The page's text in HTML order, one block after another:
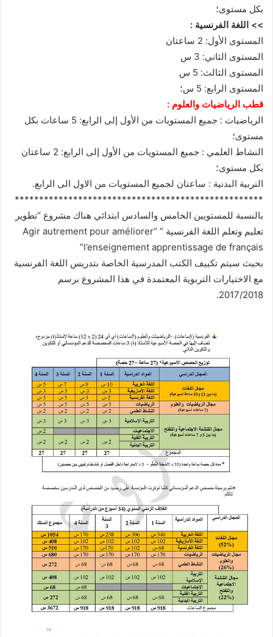
بكل مستوى؛
>> اللغة الفرنسية :
المستوى الأول: 2 ساعتان
المستوى الثاني: 3 س
المستوى الثالث: 5 س
المستوى الرابع: 5 س؛
قطب الرياضيات والعلوم :
الرياضيات : جميع المستويات من الأول إلى الرابع: 5 ساعات بكل
مستوى؛
النشاط العلمي : جميع المستويات من الأول إلى الرابع: 2 ساعتان
بكل مستوى؛
التربية البدنية : ساعتان لجميع المستويات من الاول الى الرابع.
***************************************************
بالنسبة للمستويين الخامس والسادس ابتدائي هناك مشروع “تطوير
تعليم وتعلم اللغة الفرنسية ” “Agir autrement pour améliorer
l’enseignement apprentissage de français”
بحيث سيتم تكييف الكتب المدرسية الخاصة بتدريس اللغة الفرنسية
مع الاختيارات التربوية المعتمدة في هذا المشروع برسم
2017/2018.